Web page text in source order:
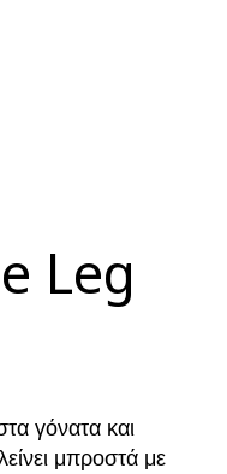
Leg
γόνατα και
μπροστά με